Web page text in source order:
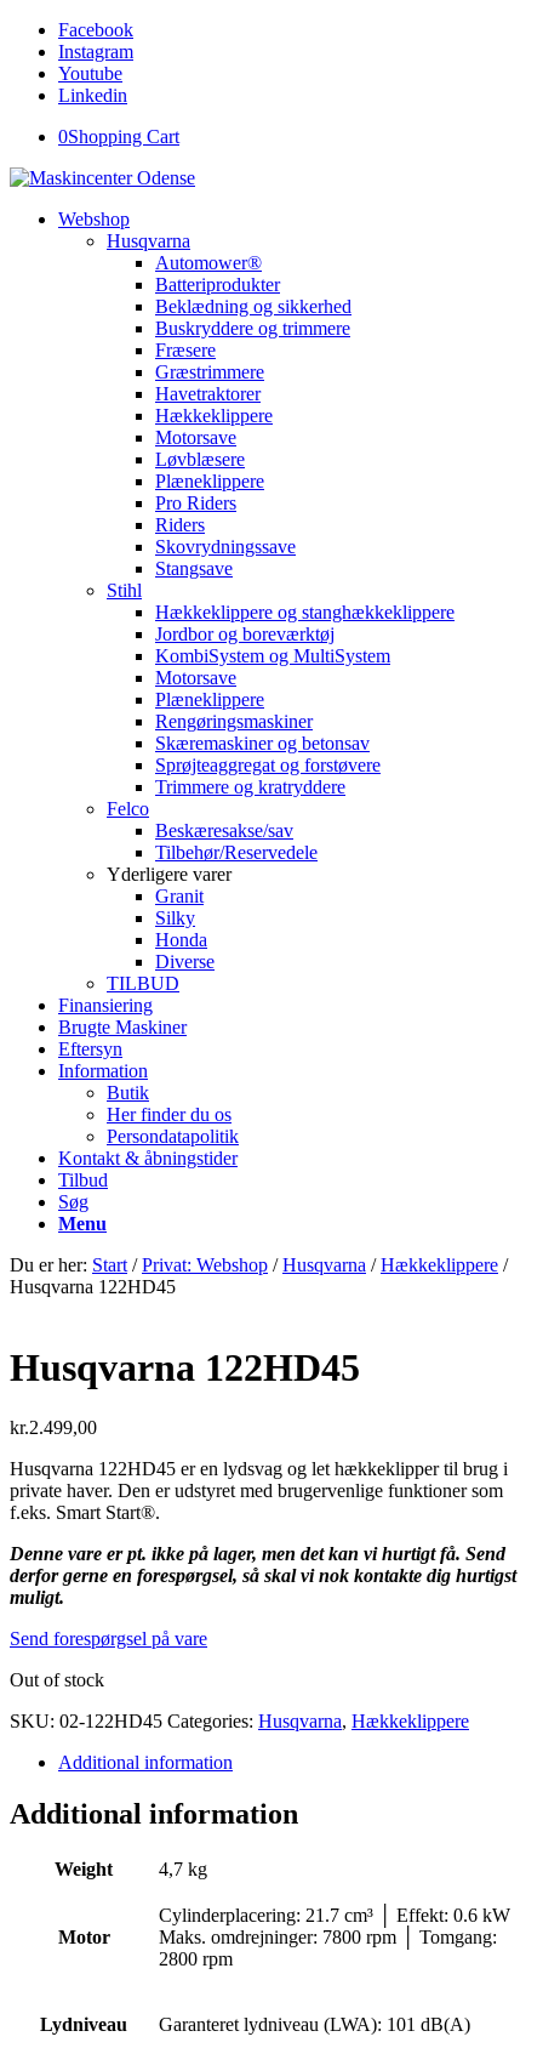
Facebook
Instagram
Youtube
Linkedin
0Shopping Cart
Webshop
Husqvarna
Automower®
Batteriprodukter
Beklædning og sikkerhed
Buskryddere og trimmere
Fræsere
Græstrimmere
Havetraktorer
Hækkeklippere
Motorsave
Løvblæsere
Plæneklippere
Pro Riders
Riders
Skovrydningssave
Stangsave
Stihl
Hækkeklippere og stanghækkeklippere
Jordbor og boreværktøj
KombiSystem og MultiSystem
Motorsave
Plæneklippere
Rengøringsmaskiner
Skæremaskiner og betonsav
Sprøjteaggregat og forstøvere
Trimmere og kratryddere
Felco
Beskæresakse/sav
Tilbehør/Reservedele
Yderligere varer
Granit
Silky
Honda
Diverse
TILBUD
Finansiering
Brugte Maskiner
Eftersyn
Information
Butik
Her finder du os
Persondatapolitik
Kontakt & åbningstider
Tilbud
Søg
Menu
Du er her: Start / Privat: Webshop / Husqvarna / Hækkeklippere /
Husqvarna 122HD45
Husqvarna 122HD45
kr.2.499,00
Husqvarna 122HD45 er en lydsvag og let hækkeklipper til brug i
private haver. Den er udstyret med brugervenlige funktioner som
f.eks. Smart Start®.
Denne vare er pt. ikke på lager, men det kan vi hurtigt få. Send
derfor gerne en forespørgsel, så skal vi nok kontakte dig hurtigst
muligt.
Send forespørgsel på vare
Out of stock
SKU: 02-122HD45 Categories: Husqvarna, Hækkeklippere
Additional information
Additional information
Weight 4,7 kg
Motor
Cylinderplacering: 21.7 cm³ │ Effekt: 0.6 kW
Maks. omdrejninger: 7800 rpm │ Tomgang:
2800 rpm
Lydniveau Garanteret lydniveau (LWA): 101 dB(A)